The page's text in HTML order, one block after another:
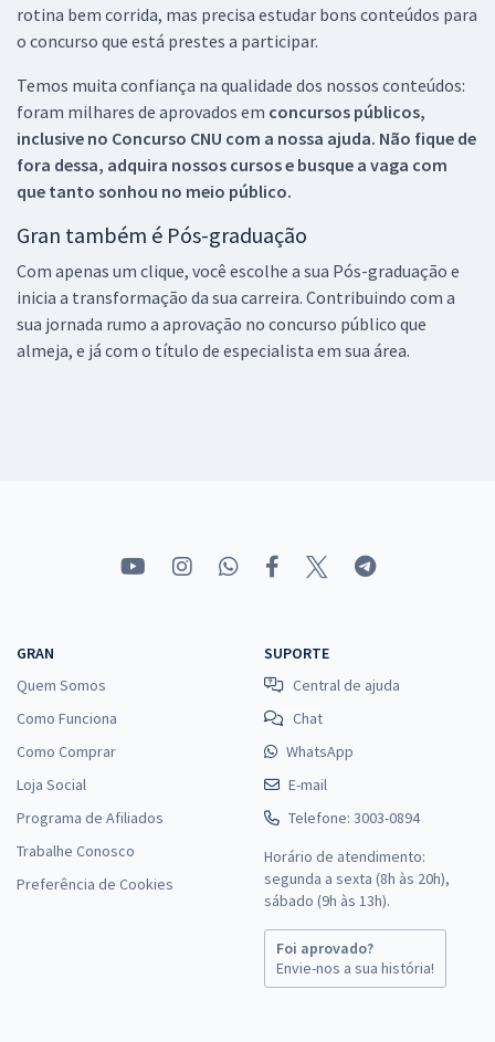
rotina bem corrida, mas precisa estudar bons conteúdos para
o concurso que está prestes a participar.
Temos muita confiança na qualidade dos nossos conteúdos:
foram milhares de aprovados em concursos públicos,
inclusive no Concurso CNU com a nossa ajuda. Não fique de
fora dessa, adquira nossos cursos e busque a vaga com
que tanto sonhou no meio público.
Gran também é Pós-graduação
Com apenas um clique, você escolhe a sua Pós-graduação e
inicia a transformação da sua carreira. Contribuindo com a
sua jornada rumo a aprovação no concurso público que
almeja, e já com o título de especialista em sua área.
GRAN
Quem Somos
Como Funciona
Como Comprar
Loja Social
Programa de Afiliados
Trabalhe Conosco
Preferência de Cookies
SUPORTE
Central de ajuda
Chat
WhatsApp
E-mail
Telefone: 3003-0894
Horário de atendimento:
segunda a sexta (8h às 20h),
sábado (9h às 13h).
Foi aprovado?
Envie-nos a sua história!